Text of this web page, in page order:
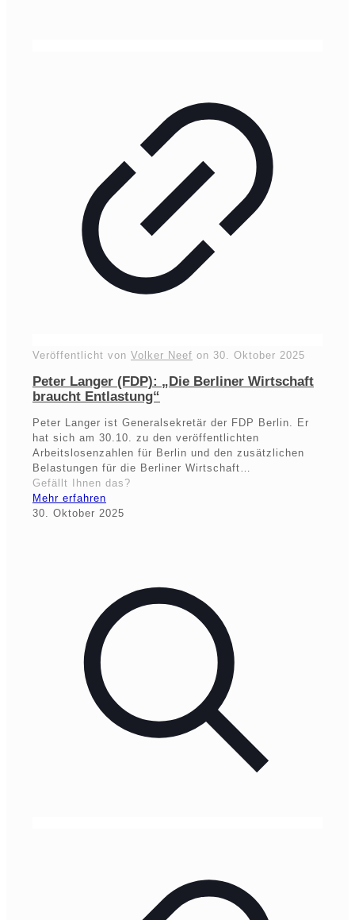
Veröffentlicht von Volker Neef on 30. Oktober 2025
Peter Langer (FDP): „Die Berliner Wirtschaft
braucht Entlastung“
Peter Langer ist Generalsekretär der FDP Berlin. Er
hat sich am 30.10. zu den veröffentlichten
Arbeitslosenzahlen für Berlin und den zusätzlichen
Belastungen für die Berliner Wirtschaft…
Gefällt Ihnen das?
Mehr erfahren
30. Oktober 2025